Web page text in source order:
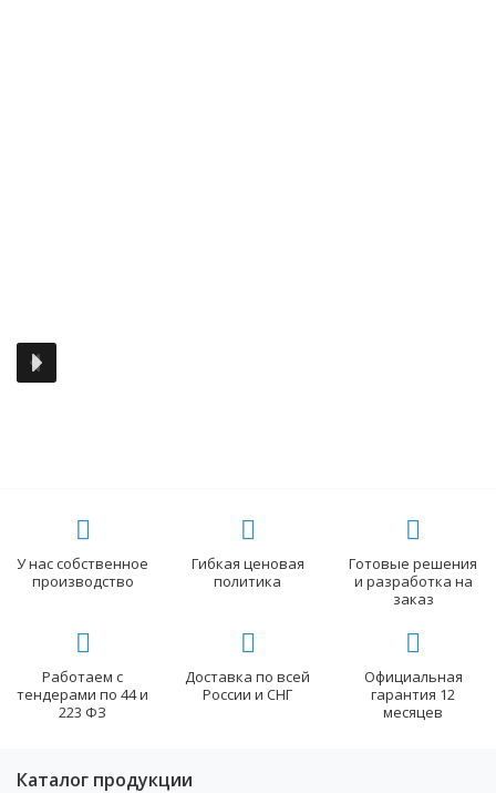
У нас собственное
производство
Гибкая ценовая
политика
Готовые решения
и разработка на
заказ
Работаем с
тендерами по 44 и
223 ФЗ
Доставка по всей
России и СНГ
Официальная
гарантия 12
месяцев
Каталог продукции